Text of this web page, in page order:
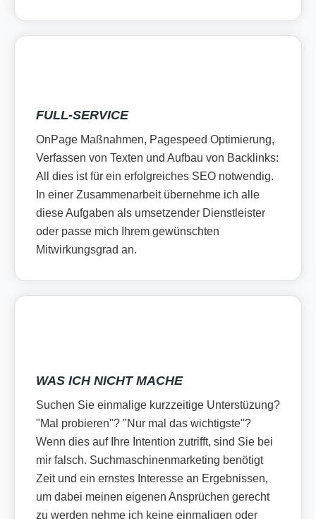
FULL-SERVICE
OnPage Maßnahmen, Pagespeed Optimierung,
Verfassen von Texten und Aufbau von Backlinks:
All dies ist für ein erfolgreiches SEO notwendig.
In einer Zusammenarbeit übernehme ich alle
diese Aufgaben als umsetzender Dienstleister
oder passe mich Ihrem gewünschten
Mitwirkungsgrad an.
WAS ICH NICHT MACHE
Suchen Sie einmalige kurzzeitige Unterstüzung?
"Mal probieren"? "Nur mal das wichtigste"?
Wenn dies auf Ihre Intention zutrifft, sind Sie bei
mir falsch. Suchmaschinenmarketing benötigt
Zeit und ein ernstes Interesse an Ergebnissen,
um dabei meinen eigenen Ansprüchen gerecht
zu werden nehme ich keine einmaligen oder